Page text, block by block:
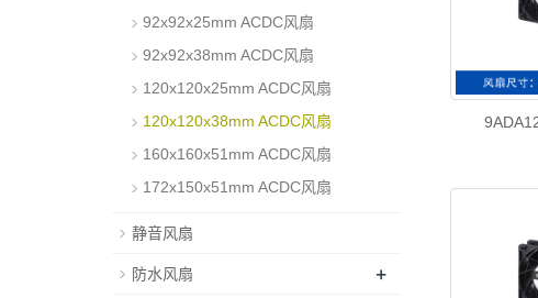
92x92x25mm ACDC风扇
92x92x38mm ACDC风扇
120x120x25mm ACDC风扇
120x120x38mm ACDC风扇
160x160x51mm ACDC风扇
172x150x51mm ACDC风扇
静音风扇
防水风扇 +